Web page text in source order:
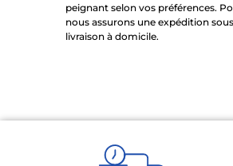
peignant selon vos préférences.
nous assurons une expédition
livraison à domicile.